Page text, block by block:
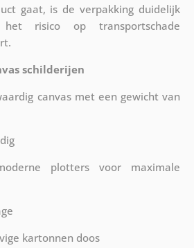
gaat, is de verpakking duidelijk
risico op transportschade
schilderijen
canvas met een gewicht van
plotters voor maximale
kartonnen doos